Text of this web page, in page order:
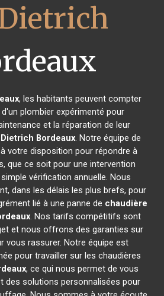
, les habitants peuvent compter
plombier expérimenté pour
et la réparation de leur
Bordeaux. Notre équipe de
votre disposition pour répondre à
que ce soit pour une intervention
vérification annuelle. Nous
dans les délais les plus brefs, pour
lié à une panne de chaudière
. Nos tarifs compétitifs sont
et nous offrons des garanties sur
vous rassurer. Notre équipe est
pour travailler sur les chaudières
, ce qui nous permet de vous
des solutions personnalisées pour